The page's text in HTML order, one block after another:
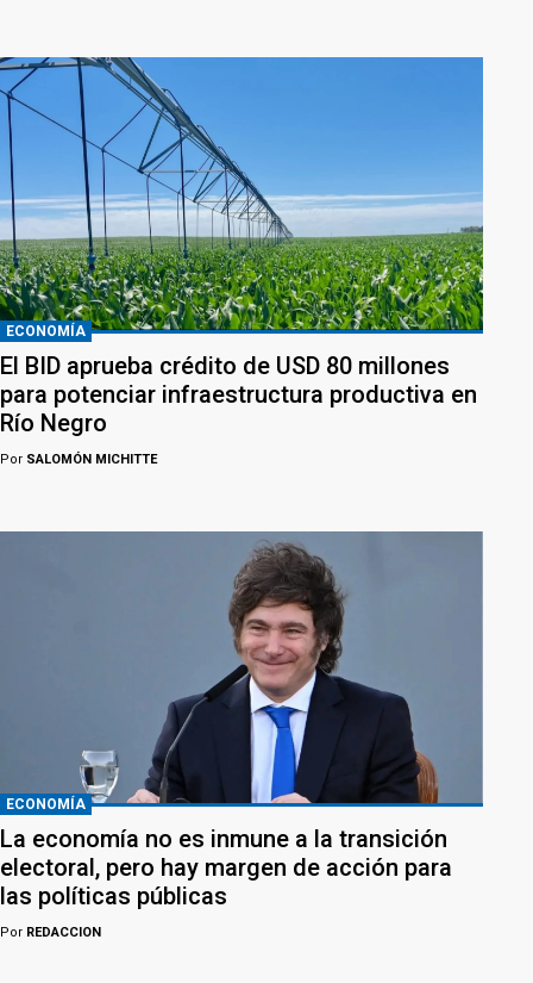
ECONOMÍA
El BID aprueba crédito de USD 80 millones
para potenciar infraestructura productiva en
Río Negro
Por SALOMÓN MICHITTE
ECONOMÍA
La economía no es inmune a la transición
electoral, pero hay margen de acción para
las políticas públicas
Por REDACCION